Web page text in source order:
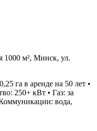
1000 м², Минск, ул.
га в аренде на 50 лет •
250+ кВт • Газ: за
вода,